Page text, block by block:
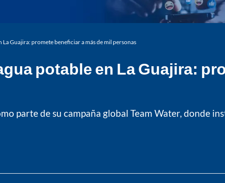
Guajira: promete beneficiar a más de mil personas
potable en La Guajira:
parte de su campaña global Team Water, donde